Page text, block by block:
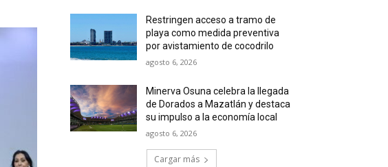
Restringen acceso a tramo de
playa como medida preventiva
por avistamiento de cocodrilo
agosto 6, 2026
Minerva Osuna celebra la llegada
de Dorados a Mazatlán y destaca
su impulso a la economía local
agosto 6, 2026
Cargar más